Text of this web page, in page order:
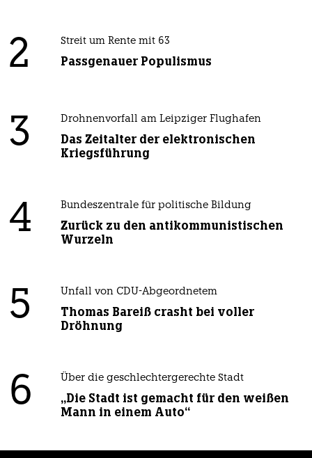
2 Streit um Rente mit 63
Passgenauer Populismus
3 Drohnenvorfall am Leipziger Flughafen
Das Zeitalter der elektronischen
Kriegsführung
4 Bundeszentrale für politische Bildung
Zurück zu den antikommunistischen
Wurzeln
5 Unfall von CDU-Abgeordnetem
Thomas Bareiß crasht bei voller
Dröhnung
6 Über die geschlechtergerechte Stadt
„Die Stadt ist gemacht für den weißen
Mann in einem Auto“